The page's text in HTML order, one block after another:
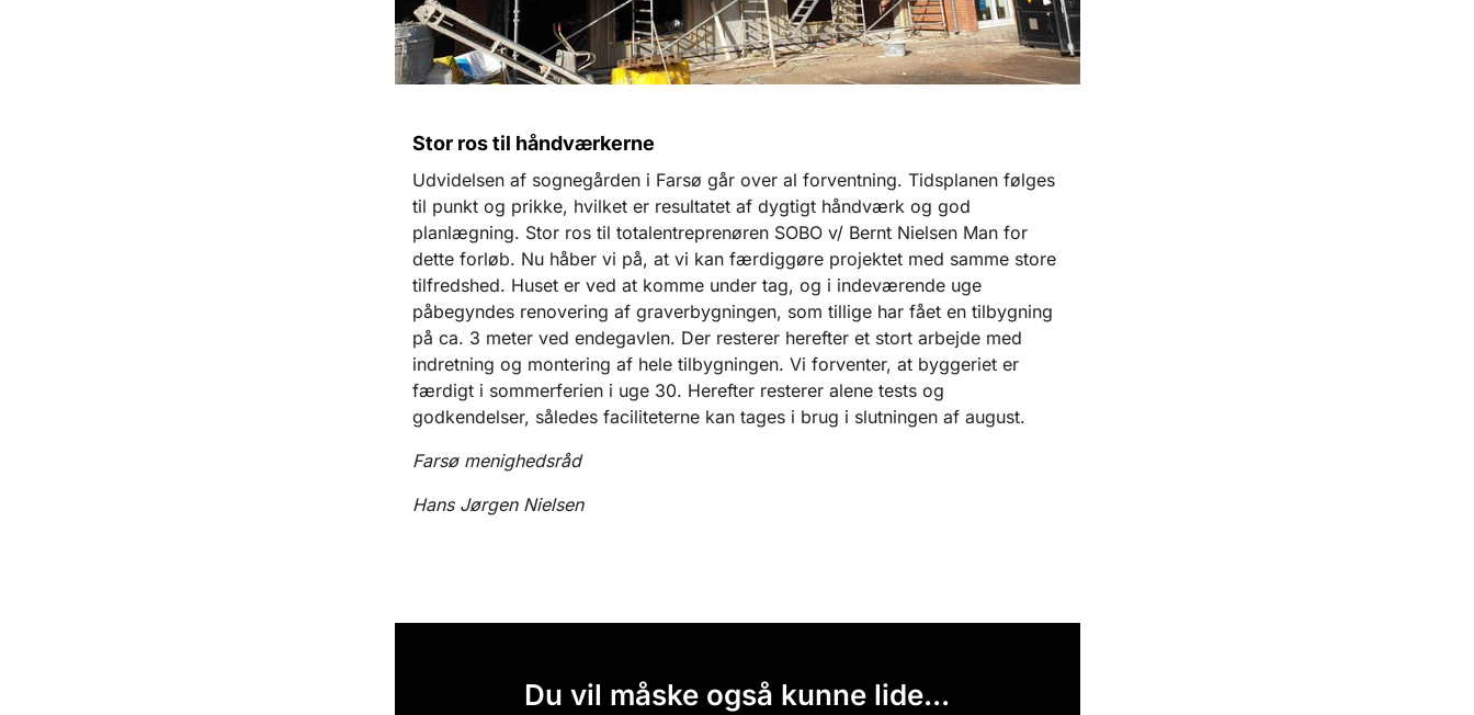
Stor ros til håndværkerne
Udvidelsen af sognegården i Farsø går over al forventning. Tidsplanen følges
til punkt og prikke, hvilket er resultatet af dygtigt håndværk og god
planlægning. Stor ros til totalentreprenøren SOBO v/ Bernt Nielsen Man for
dette forløb. Nu håber vi på, at vi kan færdiggøre projektet med samme store
tilfredshed. Huset er ved at komme under tag, og i indeværende uge
påbegyndes renovering af graverbygningen, som tillige har fået en tilbygning
på ca. 3 meter ved endegavlen. Der resterer herefter et stort arbejde med
indretning og montering af hele tilbygningen. Vi forventer, at byggeriet er
færdigt i sommerferien i uge 30. Herefter resterer alene tests og
godkendelser, således faciliteterne kan tages i brug i slutningen af august.
Farsø menighedsråd
Hans Jørgen Nielsen
Du vil måske også kunne lide...